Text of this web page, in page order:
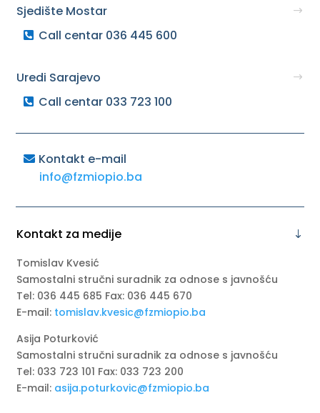
Sjedište Mostar
Call centar 036 445 600
Uredi Sarajevo
Call centar 033 723 100
Kontakt e-mail
info@fzmiopio.ba
Kontakt za medije
Tomislav Kvesić
Samostalni stručni suradnik za odnose s javnošću
Tel: 036 445 685 Fax: 036 445 670
E-mail: tomislav.kvesic@fzmiopio.ba
Asija Poturković
Samostalni stručni suradnik za odnose s javnošću
Tel: 033 723 101 Fax: 033 723 200
E-mail: asija.poturkovic@fzmiopio.ba